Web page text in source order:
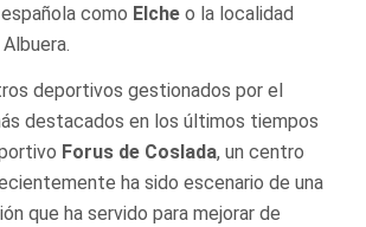
como Elche o la localidad
deportivos gestionados por el
destacados en los últimos tiempos
Forus de Coslada, un centro
ha sido escenario de una
que ha servido para mejorar de